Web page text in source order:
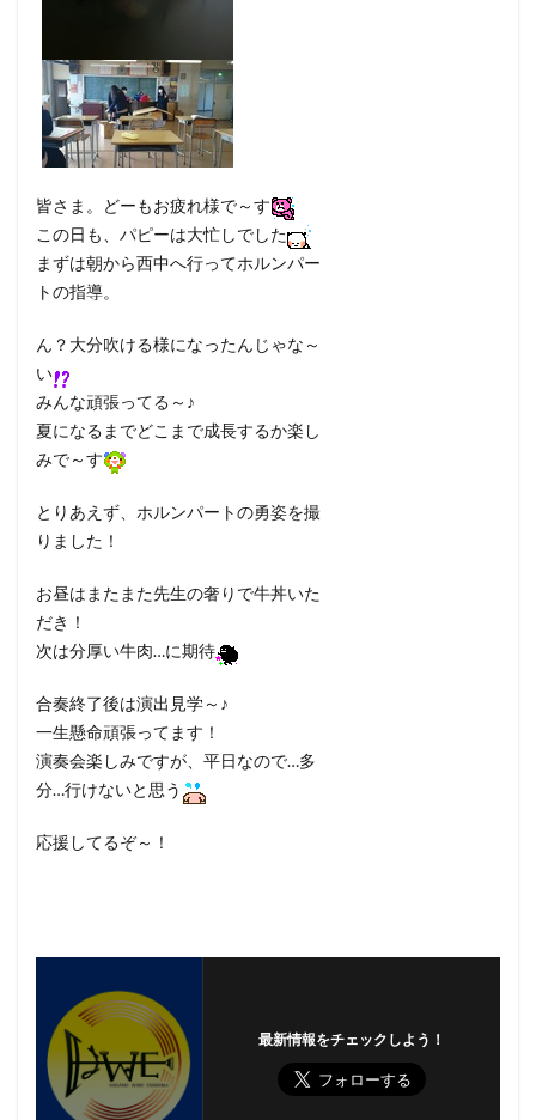
皆さま。どーもお疲れ様で～す
この日も、パピーは大忙しでした
まずは朝から西中へ行ってホルンパー
トの指導。
ん？大分吹ける様になったんじゃな～
い
みんな頑張ってる～♪
夏になるまでどこまで成長するか楽し
みで～す
とりあえず、ホルンパートの勇姿を撮
りました！
お昼はまたまた先生の奢りで牛丼いた
だき！
次は分厚い牛肉…に期待
合奏終了後は演出見学～♪
一生懸命頑張ってます！
演奏会楽しみですが、平日なので…多
分…行けないと思う
応援してるぞ～！
最新情報をチェックしよう！